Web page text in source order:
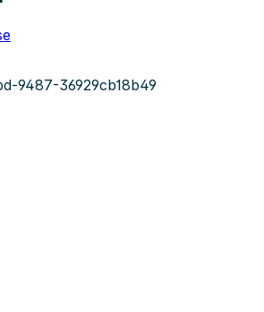
9487-36929cb18b49